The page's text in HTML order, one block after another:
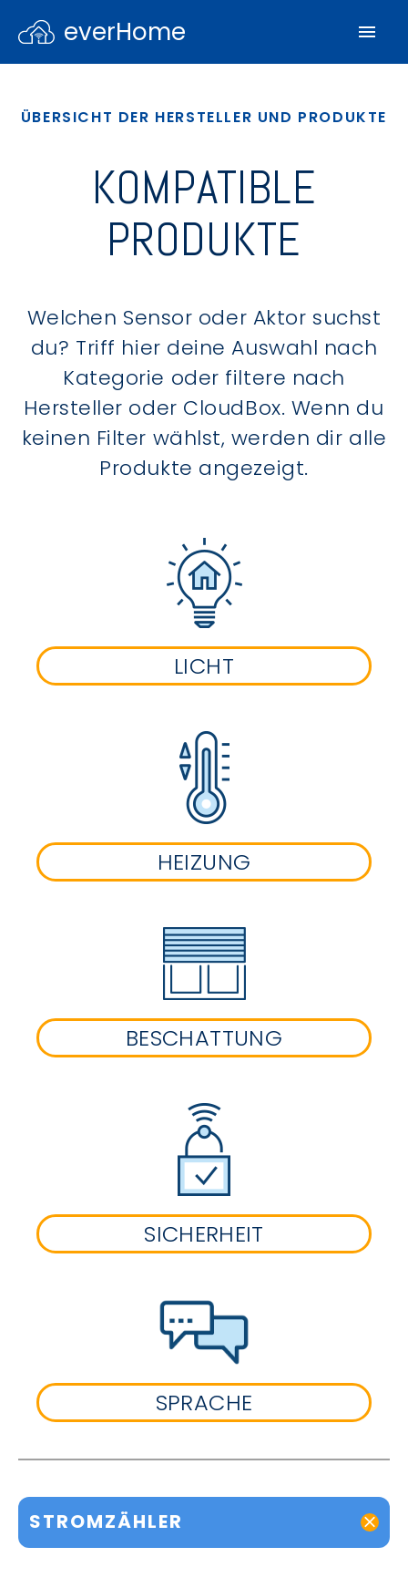
everHome
ÜBERSICHT DER HERSTELLER UND PRODUKTE
KOMPATIBLE
PRODUKTE
Welchen Sensor oder Aktor suchst
du? Triff hier deine Auswahl nach
Kategorie oder filtere nach
Hersteller oder CloudBox. Wenn du
keinen Filter wählst, werden dir alle
Produkte angezeigt.
LICHT
HEIZUNG
BESCHATTUNG
SICHERHEIT
SPRACHE
STROMZÄHLER